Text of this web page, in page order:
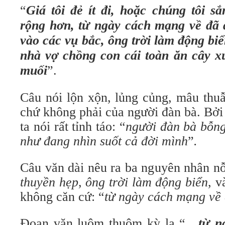
“Giá tôi đẻ ít đi, hoặc chúng tôi
rộng hơn, từ ngày cách mạng về
vào các vụ bắc, ông trời làm động
nhà vợ chồng con cái toàn ăn cây
muối”.
Câu nói lộn xộn, lủng củng, mâu
chứ không phải của người đàn bà.
ta nói rất tỉnh táo: “người đàn bà
như đang nhìn suốt cả đời mình”.
Câu văn dài nêu ra ba nguyên nhân
thuyền hẹp, ông trời làm động biển,
không căn cứ: “từ ngày cách mạng